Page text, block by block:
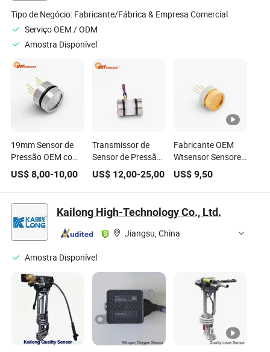
Tipo de Negócio: Fabricante/Fábrica & Empresa Comercial
Serviço OEM / ODM
Amostra Disponível
19mm Sensor de
Pressão OEM com
60-150mv Faixa de
Saída -100kpa a
100MPa PC10
US$8,00-10,00
Transmissor de
Sensor de Pressão
Diferencial
Piezorresistivo de
Silício Wtsensor
OEM 0.25%Fs Dp
US$ 12,00-25,00
Fabricante OEM
Wtsensor Sensores
de Pressão
Dourados para
Aplicação de
US$ 9,50
Kailong High-Technology Co., Ltd.
Jiangsu, China
Amostra Disponível